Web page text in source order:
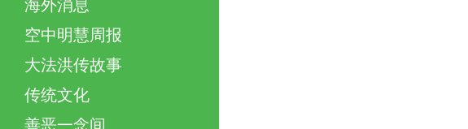
海外消息
空中明慧周报
大法洪传故事
传统文化
善恶一念间